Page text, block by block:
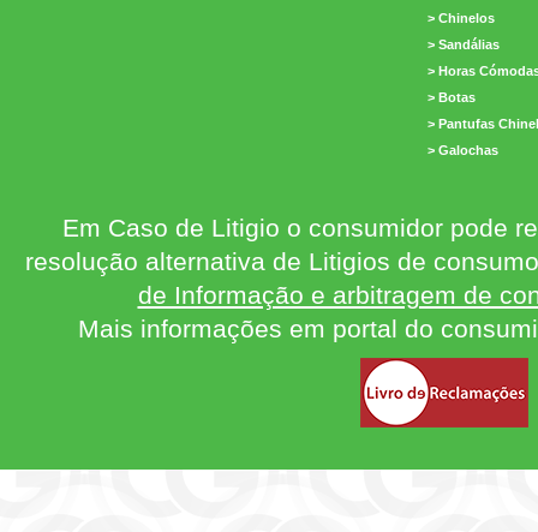
> Chinelos
> Sandálias
> Horas
> Botas
> Pantufas
> Galochas
Em Caso de Litigio o consumidor pode
resolução alternativa de Litigios de
de Informação e arbitragem de
Mais informações em portal do